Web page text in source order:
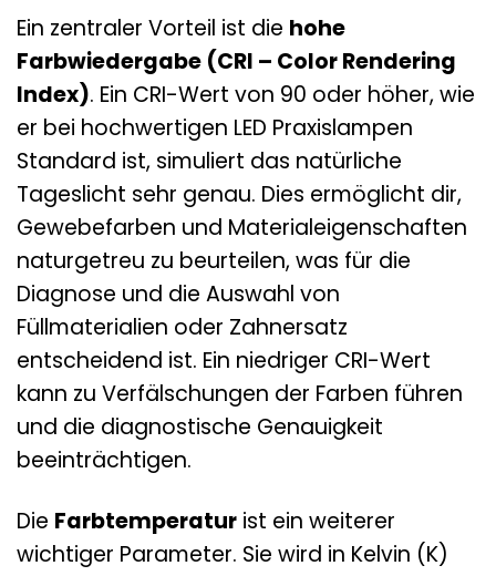
Ein zentraler Vorteil ist die hohe
Farbwiedergabe (CRI – Color Rendering
Index). Ein CRI-Wert von 90 oder höher, wie
er bei hochwertigen LED Praxislampen
Standard ist, simuliert das natürliche
Tageslicht sehr genau. Dies ermöglicht dir,
Gewebefarben und Materialeigenschaften
naturgetreu zu beurteilen, was für die
Diagnose und die Auswahl von
Füllmaterialien oder Zahnersatz
entscheidend ist. Ein niedriger CRI-Wert
kann zu Verfälschungen der Farben führen
und die diagnostische Genauigkeit
beeinträchtigen.
Die Farbtemperatur ist ein weiterer
wichtiger Parameter. Sie wird in Kelvin (K)